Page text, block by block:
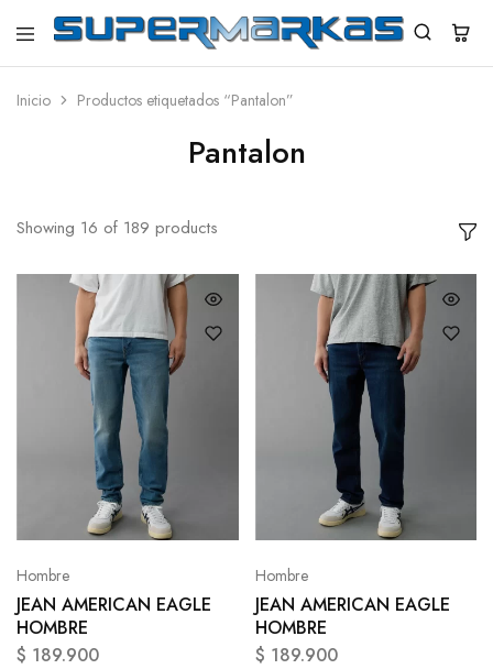
SuperMarkas
Ropa
con
Inicio Productos etiquetados “Pantalon”
Pantalon
Showing 16 of 189 products
Hombre
JEAN AMERICAN EAGLE
HOMBRE
$ 189.900
Hombre
JEAN AMERICAN EAGLE
HOMBRE
$ 189.900